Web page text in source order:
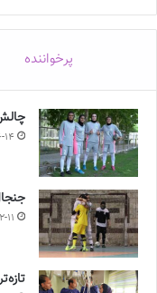
پرخواننده
14
11